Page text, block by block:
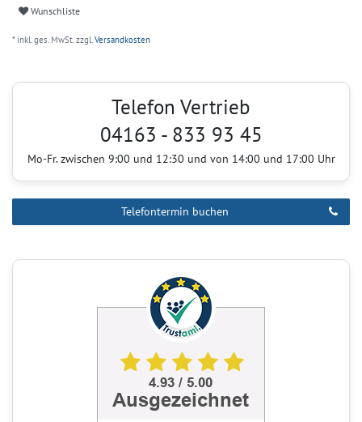
Wunschliste
* inkl. ges. MwSt. zzgl.Versandkosten
Telefon Vertrieb
04163 - 833 93 45
Mo-Fr. zwischen 9:00 und 12:30 und von 14:00 und 17:00 Uhr
Telefontermin buchen